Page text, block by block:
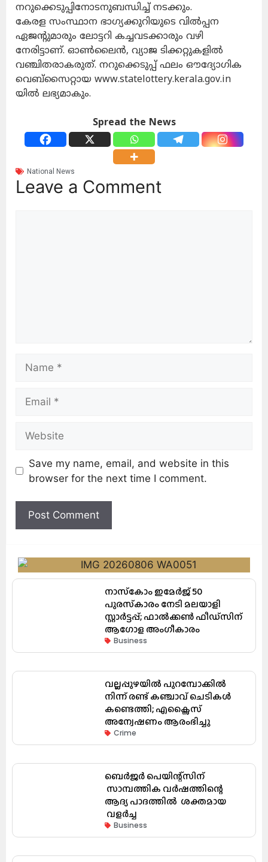
നറുക്കെടുപ്പിനോടനുബന്ധിച്ച് നടക്കും.
കേരള സംസ്ഥാന ഭാഗ്യക്കുറിയുടെ വില്‍പ്പന
ഏജന്റുമാരും ലോട്ടറി കച്ചവടക്കാരും വഴി
നേരിട്ടാണ്. ഓണ്‍ലൈന്‍, വ്യാജ ടിക്കറ്റുകളില്‍
വഞ്ചിതരാകരുത്. നറുക്കെടുപ്പ് ഫലം ഔദ്യോഗിക
വെബ്‌സൈറ്റായ www.statelottery.kerala.gov.in
യില്‍ ലഭ്യമാകും.
Spread the News
National News
Leave a Comment
Save my name, email, and website in this
browser for the next time I comment.
നാസ്‌കോം ഇമേർജ് 50
പുരസ്‌കാരം നേടി മലയാളി
സ്റ്റാർട്ടപ്പ്; ഫാൽക്കൺ ഫീഡ്‌സിന്
ആഗോള അംഗീകാരം
Business
വല്ലപ്പുഴയിൽ പുറമ്പോക്കിൽ
നിന്ന് രണ്ട് കഞ്ചാവ് ചെടികൾ
കണ്ടെത്തി; എക്സൈസ്
അന്വേഷണം ആരംഭിച്ചു
Crime
ബെർജർ പെയിന്റ്സിന്
സാമ്പത്തിക വർഷത്തിന്റെ
ആദ്യ പാദത്തിൽ ശക്തമായ
വളർച്ച
Business